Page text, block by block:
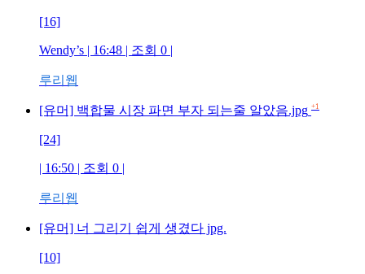
[16]
Wendy’s | 16:48 | 조회 0 |
루리웹
[유머] 백합물 시장 파면 부자 되는줄 알았음.jpg +1
[24]
| 16:50 | 조회 0 |
루리웹
[유머] 너 그리기 쉽게 생겼다 jpg.
[10]